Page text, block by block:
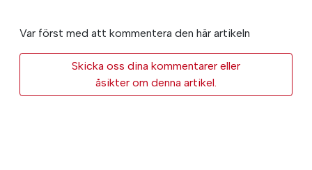
Var först med att kommentera den här artikeln
Skicka oss dina kommentarer eller
åsikter om denna artikel.